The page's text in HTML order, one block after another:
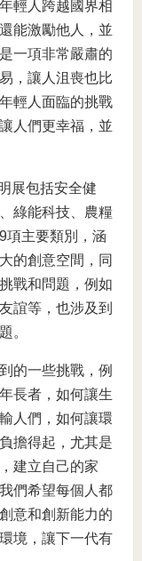
輕人跨越國界相
能激勵他人，並
一項非常嚴肅的
，讓人沮喪也比
輕人面臨的挑戰
人們更幸福，並
展包括安全健
綠能科技、農糧
項主要類別，涵
的創意空間，同
戰和問題，例如
誼等，也涉及到
。
的一些挑戰，例
長者，如何讓生
人們，如何讓環
擔得起，尤其是
建立自己的家
們希望每個人都
意和創新能力的
境，讓下一代有